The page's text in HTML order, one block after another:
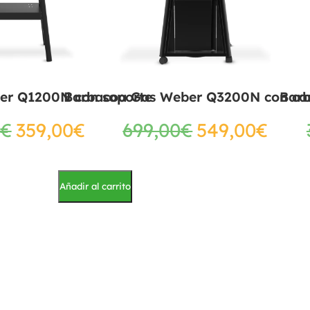
Q1200N con soporte
€359,00€
Barbacoa Gas Weber Q3200N con
699,00€549,00€
Añadir al carrito